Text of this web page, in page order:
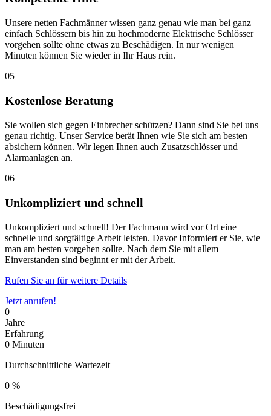
Unsere netten Fachmänner wissen ganz genau wie man bei ganz
einfach Schlössern bis hin zu hochmoderne Elektrische Schlösser
vorgehen sollte ohne etwas zu Beschädigen. In nur wenigen
Minuten können Sie wieder in Ihr Haus rein.
05
Kostenlose Beratung
Sie wollen sich gegen Einbrecher schützen? Dann sind Sie bei uns
genau richtig. Unser Service berät Ihnen wie Sie sich am besten
absichern können. Wir legen Ihnen auch Zusatzschlösser und
Alarmanlagen an.
06
Unkompliziert und schnell
Unkompliziert und schnell! Der Fachmann wird vor Ort eine
schnelle und sorgfältige Arbeit leisten. Davor Informiert er Sie, wie
man am besten vorgehen sollte. Nach dem Sie mit allem
Einverstanden sind beginnt er mit der Arbeit.
Rufen Sie an für weitere Details
Jetzt anrufen!
0
Jahre
Erfahrung
0 Minuten
Durchschnittliche Wartezeit
0 %
Beschädigungsfrei